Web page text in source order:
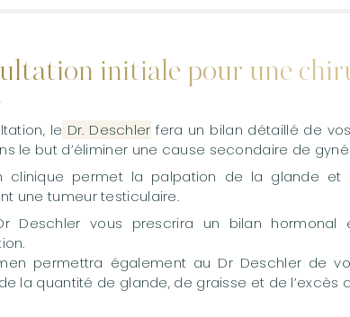
initiale pour une
le Dr. Deschler fera un bilan détaillé de
le but d’éliminer une cause secondaire de
clinique permet la palpation de la glande
une tumeur testiculaire.
Deschler vous prescrira un bilan
permettra également au Dr Deschler de
la quantité de glande, de graisse et de l’excès